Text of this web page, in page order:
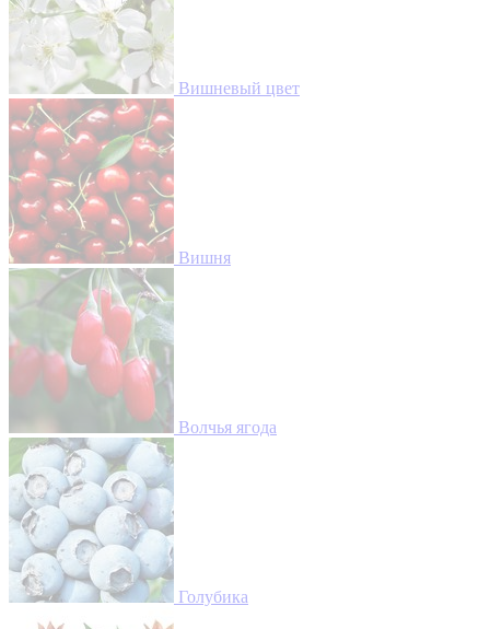
Вишневый цвет
Вишня
Волчья ягода
Голубика